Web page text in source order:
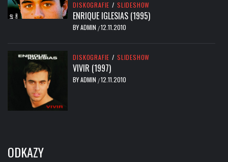
DISKOGRAFIE / SLIDESHOW
ENRIQUE IGLESIAS (1995)
BYADMIN /12.11.2010
DISKOGRAFIE / SLIDESHOW
VIVIR (1997)
BYADMIN /12.11.2010
ODKAZY